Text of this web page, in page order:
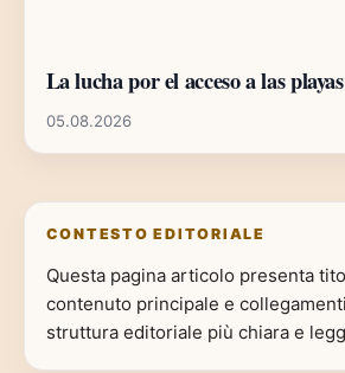
La lucha por el acceso a las
05.08.2026
CONTESTO EDITORIALE
Questa pagina articolo presenta
contenuto principale e
struttura editoriale più chiara e